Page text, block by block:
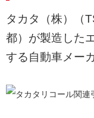
タカタ（株）（
都）が製造した
する自動車メー